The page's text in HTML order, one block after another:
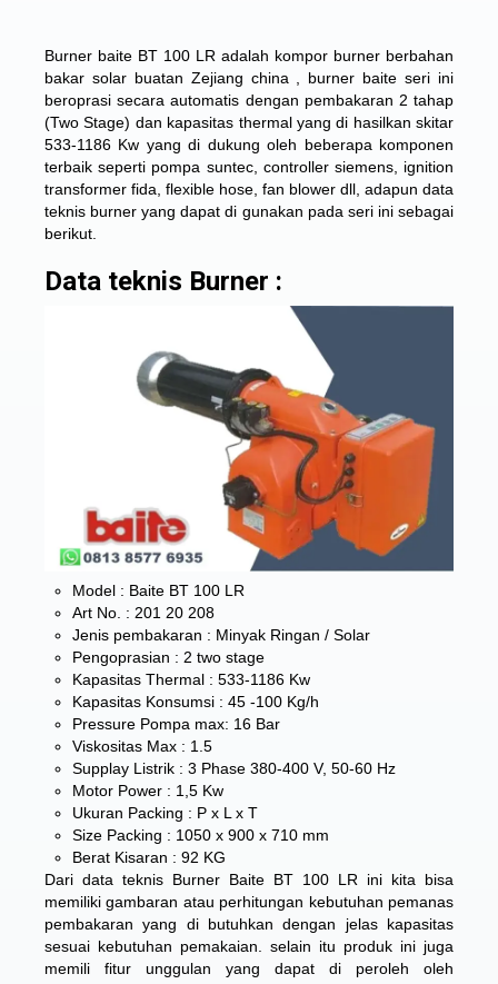
Burner baite BT 100 LR adalah kompor burner berbahan
bakar solar buatan Zejiang china , burner baite seri ini
beroprasi secara automatis dengan pembakaran 2 tahap
(Two Stage) dan kapasitas thermal yang di hasilkan skitar
533-1186 Kw yang di dukung oleh beberapa komponen
terbaik seperti pompa suntec, controller siemens, ignition
transformer fida, flexible hose, fan blower dll, adapun data
teknis burner yang dapat di gunakan pada seri ini sebagai
berikut.
Data teknis Burner :
Model : Baite BT 100 LR
Art No. : 201 20 208
Jenis pembakaran : Minyak Ringan / Solar
Pengoprasian : 2 two stage
Kapasitas Thermal : 533-1186 Kw
Kapasitas Konsumsi : 45 -100 Kg/h
Pressure Pompa max: 16 Bar
Viskositas Max : 1.5
Supplay Listrik : 3 Phase 380-400 V, 50-60 Hz
Motor Power : 1,5 Kw
Ukuran Packing : P x L x T
Size Packing : 1050 x 900 x 710 mm
Berat Kisaran : 92 KG
Dari data teknis Burner Baite BT 100 LR ini kita bisa
memiliki gambaran atau perhitungan kebutuhan pemanas
pembakaran yang di butuhkan dengan jelas kapasitas
sesuai kebutuhan pemakaian. selain itu produk ini juga
memili fitur unggulan yang dapat di peroleh oleh